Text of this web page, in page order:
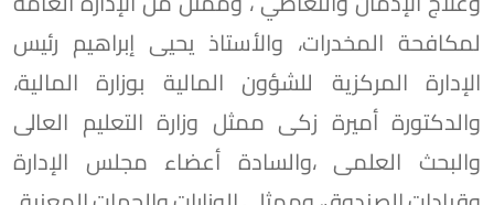
لمكافحة المخدرات، والأستاذ يحيى إبراهيم رئيس
الإدارة المركزية للشؤون المالية بوزارة المالية،
والدكتورة أميرة زكى ممثل وزارة التعليم العالى
والبحث العلمى ،والسادة أعضاء مجلس الإدارة